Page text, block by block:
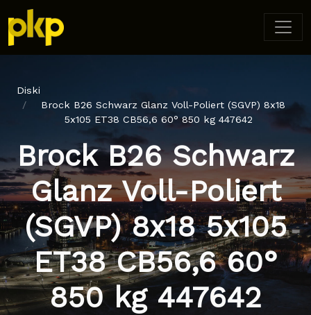
Diski
Brock B26 Schwarz Glanz Voll-Poliert (SGVP) 8x18
5x105 ET38 CB56,6 60° 850 kg 447642
Brock B26 Schwarz
Glanz Voll-Poliert
(SGVP) 8x18 5x105
ET38 CB56,6 60°
850 kg 447642